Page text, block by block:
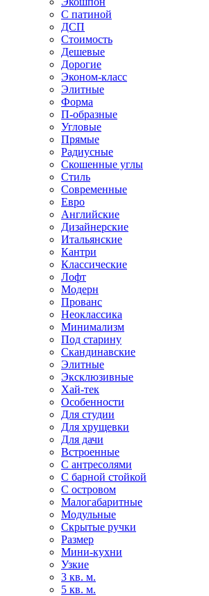
С патиной
ДСП
Стоимость
Дешевые
Дорогие
Эконом-класс
Элитные
Форма
П-образные
Угловые
Прямые
Радиусные
Скошенные углы
Стиль
Современные
Евро
Английские
Дизайнерские
Итальянские
Кантри
Классические
Лофт
Модерн
Прованс
Неоклассика
Минимализм
Под старину
Скандинавские
Элитные
Эксклюзивные
Хай-тек
Особенности
Для студии
Для хрущевки
Для дачи
Встроенные
С антресолями
С барной стойкой
С островом
Малогабаритные
Модульные
Скрытые ручки
Размер
Мини-кухни
Узкие
3 кв. м.
5 кв. м.